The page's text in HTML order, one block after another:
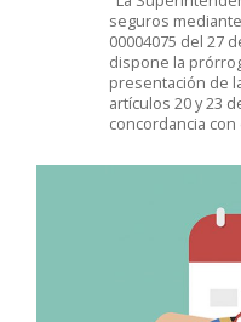
seguros mediante
00004075 del 27
dispone la
presentación de
artículos 20 y 23
concordancia